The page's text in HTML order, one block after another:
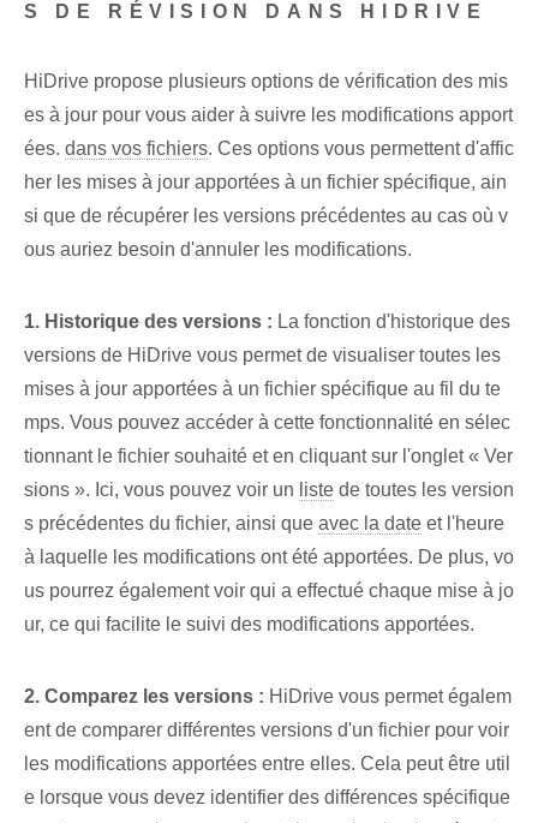
S DE RÉVISION DANS HIDRIVE
HiDrive propose plusieurs options de vérification des mis
es à jour pour vous aider à suivre les modifications apport
ées. dans vos fichiers. Ces options vous permettent d'affic
her les mises à jour apportées à un fichier spécifique, ain
si que de récupérer les versions précédentes au cas où v
ous auriez besoin d'annuler les modifications.
1. Historique des versions : La fonction d'historique des
versions de HiDrive vous permet de visualiser toutes les
mises à jour apportées à un fichier spécifique au fil du te
mps. Vous pouvez accéder à cette fonctionnalité en sélec
tionnant le fichier souhaité et en cliquant sur l'onglet « Ver
sions ». Ici, vous pouvez voir un liste de toutes les version
s précédentes du fichier, ainsi que avec la date et l'heure
à laquelle les modifications ont été apportées. De plus, vo
us pourrez également voir qui a effectué chaque mise à jo
ur, ce qui facilite le suivi des modifications apportées.
2. Comparez les versions : HiDrive vous permet égalem
ent de comparer différentes versions d'un fichier pour voir
les modifications apportées entre elles. Cela peut être util
e lorsque vous devez identifier des différences spécifique